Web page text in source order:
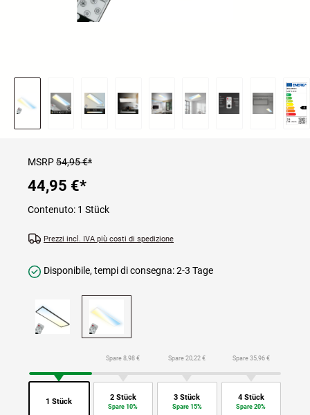
MSRP54,95 €*
44,95 €*
Contenuto: 1 Stück
Prezzi incl. IVA più costi di spedizione
Disponibile, tempi di consegna: 2-3 Tage
1 Stück
Spare 8,98 €
2 Stück
Spare 10%
Spare 20,22 €
3 Stück
Spare 15%
Spare 35,96 €
4 Stück
Spare 20%